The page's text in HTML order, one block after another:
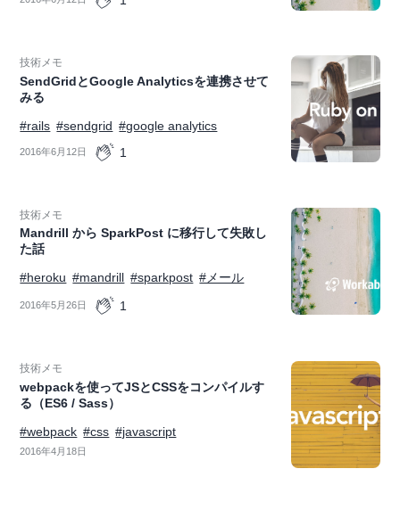
技術メモ
SendGridとGoogle Analyticsを連携させて
みる
#rails #sendgrid #google analytics
2016年6月12日 1
技術メモ
Mandrill から SparkPost に移行して失敗し
た話
#heroku #mandrill #sparkpost #メール
2016年5月26日 1
技術メモ
webpackを使ってJSとCSSをコンパイルす
る（ES6 / Sass）
#webpack #css #javascript
2016年4月18日